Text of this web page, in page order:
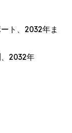
ト、2032年ま
2032年